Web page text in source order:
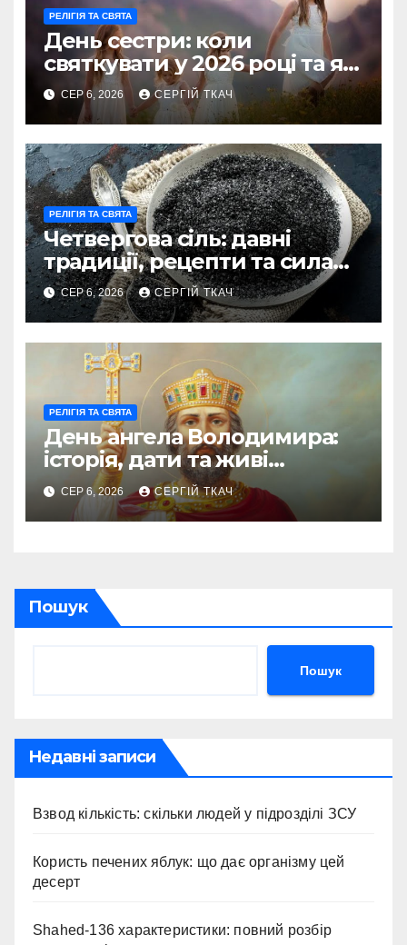
РЕЛІГІЯ ТА СВЯТА
День сестри: коли
святкувати у 2026 році та як
зробити його незабутнім
СЕР 6, 2026 СЕРГІЙ ТКАЧ
РЕЛІГІЯ ТА СВЯТА
Четвергова сіль: давні
традиції, рецепти та сила
оберегу
СЕР 6, 2026 СЕРГІЙ ТКАЧ
РЕЛІГІЯ ТА СВЯТА
День ангела Володимира:
історія, дати та живі
традиції святкування
СЕР 6, 2026 СЕРГІЙ ТКАЧ
Пошук
Пошук
Недавні записи
Взвод кількість: скільки людей у підрозділі ЗСУ
Користь печених яблук: що дає організму цей
десерт
Shahed-136 характеристики: повний розбір